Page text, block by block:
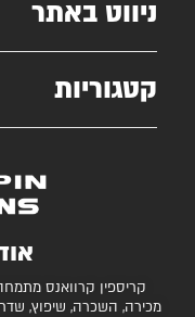
עצמונה 16, אזה"ת מישור אדומים
ניווט באתר
קרוואן
השירותים שלנו
חניונים מומלצים
יצירת קשר
קטגוריות
ציוד ואביזרים נלווים
קריספין קרוואנס
מכירה, השכרה, שיפוץ,